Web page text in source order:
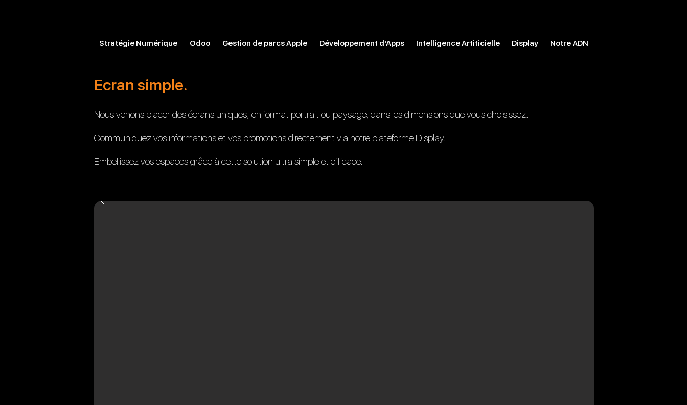
Stratégie Numérique Odoo Gestion de parcs Apple Développement d'Apps Intelligence Artificielle Display Notre ADN
Ecran simple.
Nous venons placer des écrans uniques, en format portrait ou paysage, dans les dimensions que vous choisissez.
Communiquez vos informations et vos promotions directement via notre plateforme Display.
Embellissez vos espaces grâce à cette solution ultra simple et efficace.